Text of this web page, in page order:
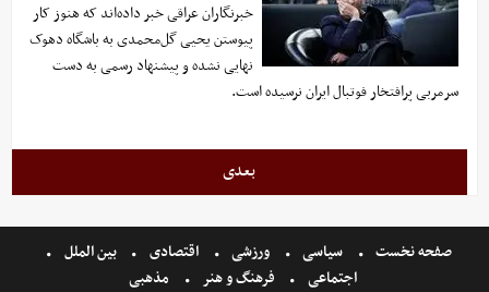
خبرنگاران عراقی خبر داده‌اند که هنوز کار
پیوستن یحیی گل‌محمدی به باشگاه دهوک
نهایی نشده و پیشنهاد رسمی به دست
سرمربی پرافتخار فوتبال ایران نرسیده است.
بعدی
صفحه نخست سیاسی ورزشی اقتصادی
بین الملل
اجتماعی
فرهنگ و هنر مذهبی